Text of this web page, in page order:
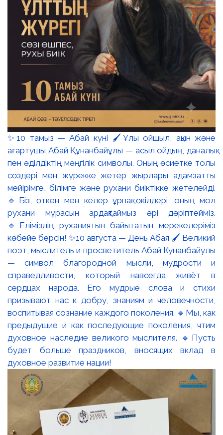
✨10 тамыз — Абай күні 🖌️Ұлы ойшыл, ақын және
ағартушы Абай Құнанбайұлы — асыл ойдың, даналық
пен әділдіктің мәңгілік символы. Оның өсиетке толы
сөздері мен жүрекке жетер жырлары адамзатты
мейірімге, білімге және рухани биіктікке жетелейді.
🔹Біз, өткен мен келер ұрпақ өкілдері, оның мол
рухани мұрасын ардақтаймыз әрі дәріптейміз.
🔹Еліміздің руханиятын байытатын мерекелеріміз
көбейе берсін! ✨10 августа — День Абая 🖌️ Великий
поэт, мыслитель и просветитель Абай Кунанбайулы
— символ благородной мысли, мудрости и
справедливости, который навсегда живёт в
сердцах народа. Его мудрые слова и стихи
призывают нас к добру, знаниям и человечности,
воспитывая сознание каждого поколения. 🔹Мы, как
предыдущие и как последующие поколения, чтим
духовное наследие великого мыслителя. 🔹Пусть
будет больше праздников, вносящих вклад в
духовное развитие нации!